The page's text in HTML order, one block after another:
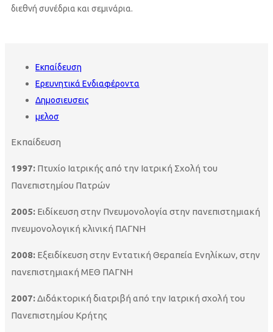
διεθνή συνέδρια και σεμινάρια.
Εκπαίδευση
Ερευνητικά Ενδιαφέροντα
Δημοσιευσεις
μελοσ
Εκπαίδευση
1997: Πτυχίο Ιατρικής από την Ιατρική Σχολή του
Πανεπιστημίου Πατρών
2005: Ειδίκευση στην Πνευμονολογία στην πανεπιστημιακή
πνευμονολογική κλινική ΠΑΓΝΗ
2008: Εξειδίκευση στην Εντατική Θεραπεία Ενηλίκων, στην
πανεπιστημιακή ΜΕΘ ΠΑΓΝΗ
2007:Διδάκτορική διατριβή από την Ιατρική σχολή του
Πανεπιστημίου Κρήτης